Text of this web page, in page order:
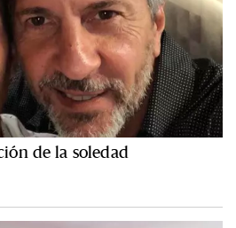
de la soledad